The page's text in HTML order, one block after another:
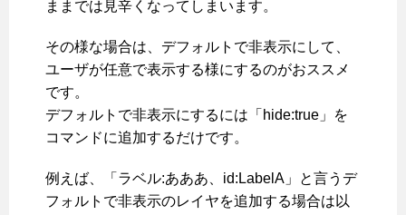
ままでは見辛くなってしまいます。
その様な場合は、デフォルトで非表示にして、
ユーザが任意で表示する様にするのがおススメ
です。
デフォルトで非表示にするには「hide:true」を
コマンドに追加するだけです。
例えば、「ラベル:あああ、id:LabelA」と言うデ
フォルトで非表示のレイヤを追加する場合は以